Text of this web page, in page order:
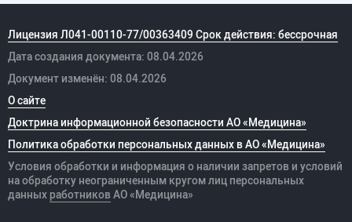
Лицензия Л041-00110-77/00363409 Срок действия: бессрочная
Дата создания документа: 08.04.2026
Документ изменён: 08.04.2026
О сайте
Доктрина информационной безопасности АО «Медицина»
Политика обработки персональных данных в АО «Медицина»
Условия обработки и информация о наличии запретов и условий
на обработку неограниченным кругом лиц персональных
данных работников АО «Медицина»